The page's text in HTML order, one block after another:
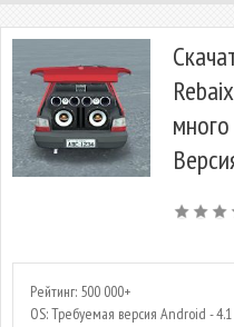
Рейтинг: 500 000+
OS: Требуемая версия Android -